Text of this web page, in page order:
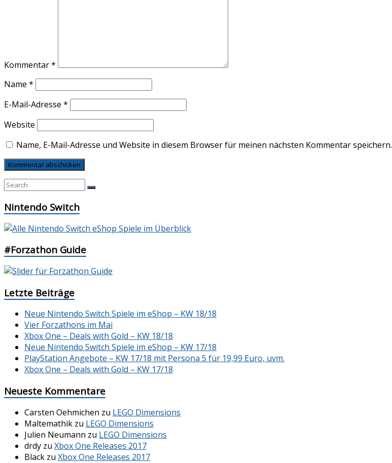
Kommentar*
Name *
E-Mail-Adresse *
Website
Name, E-Mail-Adresse und Website in diesem Browser für meinen nächsten Kommentar speichern.
Nintendo Switch
#Forzathon Guide
Letzte Beiträge
Neue Nintendo Switch Spiele im eShop – KW 18/18
Vier Forzathons im Mai
Xbox One – Deals with Gold – KW 18/18
Neue Nintendo Switch Spiele im eShop – KW 17/18
PlayStation Angebote – KW 17/18 mit Persona 5 für 19,99 Euro, uvm.
Xbox One – Deals with Gold – KW 17/18
Neueste Kommentare
Carsten Oehmichen zu LEGO Dimensions
Maltemathik zu LEGO Dimensions
Julien Neumann zu LEGO Dimensions
drdy zu Xbox One Releases 2017
Black zu Xbox One Releases 2017